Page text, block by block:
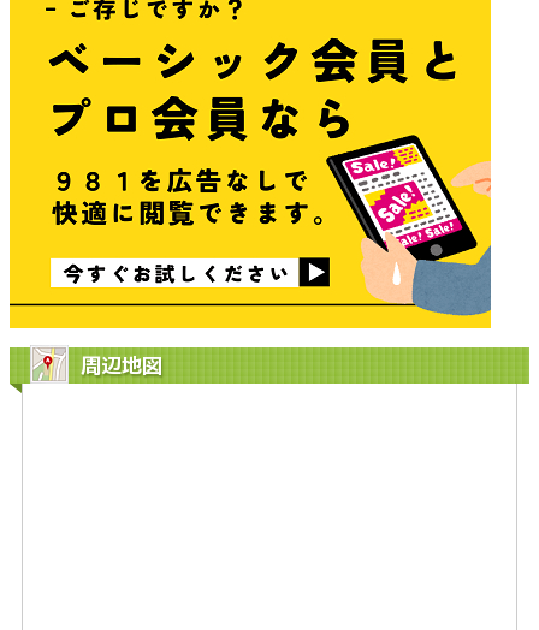
周辺地図